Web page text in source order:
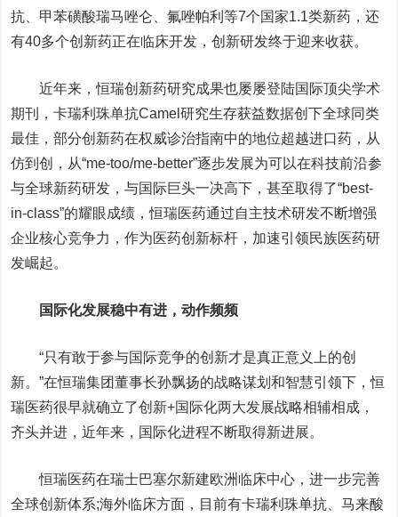
抗、甲苯磺酸瑞马唑仑、氟唑帕利等7个国家1.1类新药，还
有40多个创新药正在临床开发，创新研发终于迎来收获。
近年来，恒瑞创新药研究成果也屡屡登陆国际顶尖学术
期刊，卡瑞利珠单抗Camel研究生存获益数据创下全球同类
最佳，部分创新药在权威诊治指南中的地位超越进口药，从
仿到创，从“me-too/me-better”逐步发展为可以在科技前沿参
与全球新药研发，与国际巨头一决高下，甚至取得了“best-
in-class”的耀眼成绩，恒瑞医药通过自主技术研发不断增强
企业核心竞争力，作为医药创新标杆，加速引领民族医药研
发崛起。
国际化发展稳中有进，动作频频
“只有敢于参与国际竞争的创新才是真正意义上的创
新。”在恒瑞集团董事长孙飘扬的战略谋划和智慧引领下，恒
瑞医药很早就确立了创新+国际化两大发展战略相辅相成，
齐头并进，近年来，国际化进程不断取得新进展。
恒瑞医药在瑞士巴塞尔新建欧洲临床中心，进一步完善
全球创新体系;海外临床方面，目前有卡瑞利珠单抗、马来酸